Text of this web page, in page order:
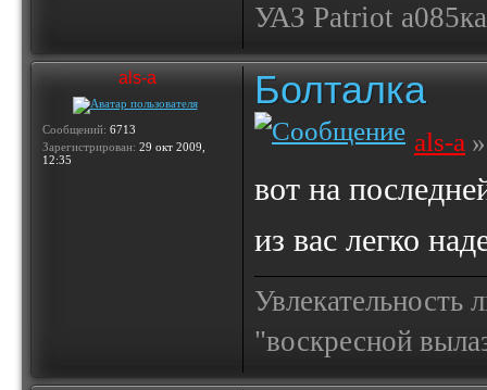
УАЗ Patriot
als-a
Сообщений: 6713
Зарегистрирован: 29 окт 2009,
12:35
Болталка
als-a
вот на
из вас легко
Увлекательность
"воскресной